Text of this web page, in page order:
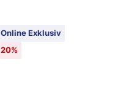
Online Exklusiv
20%